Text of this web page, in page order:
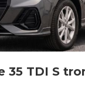
35 TDI S